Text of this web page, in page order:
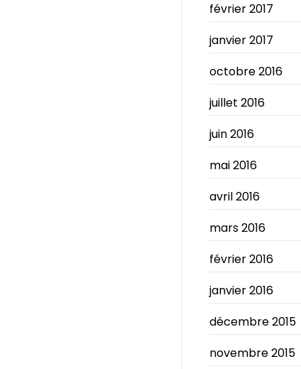
février 2017
janvier 2017
octobre 2016
juillet 2016
juin 2016
mai 2016
avril 2016
mars 2016
février 2016
janvier 2016
décembre 2015
novembre 2015